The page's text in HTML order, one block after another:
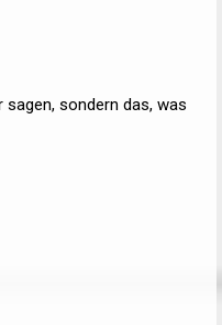
sondern das, was